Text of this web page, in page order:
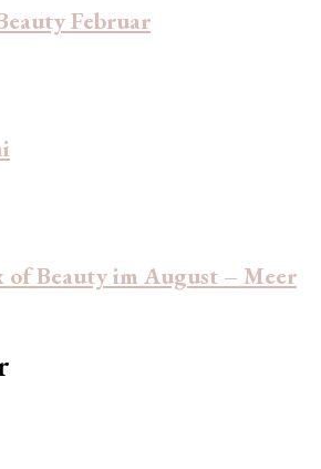
Februar
of Beauty im August – Meer